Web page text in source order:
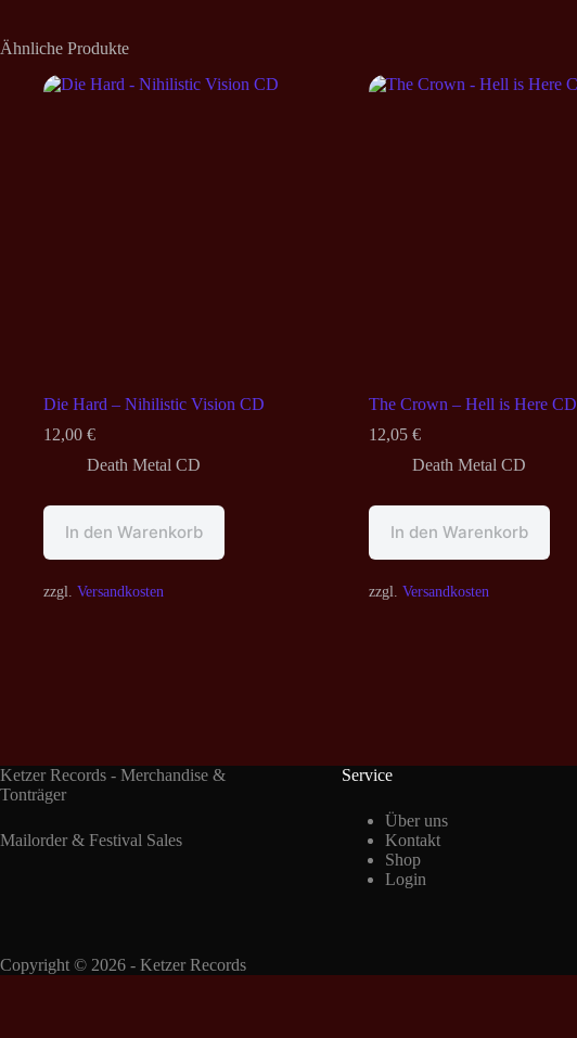
Ähnliche Produkte
Die Hard – Nihilistic Vision CD
12,00 €
Death Metal CD
In den Warenkorb
zzgl. Versandkosten
The Crown – Hell is Here CD
12,05 €
Death Metal CD
In den Warenkorb
zzgl. Versandkosten
Ketzer Records - Merchandise &
Tonträger
Mailorder & Festival Sales
Service
Über uns
Kontakt
Shop
Login
Copyright © 2026 - Ketzer Records